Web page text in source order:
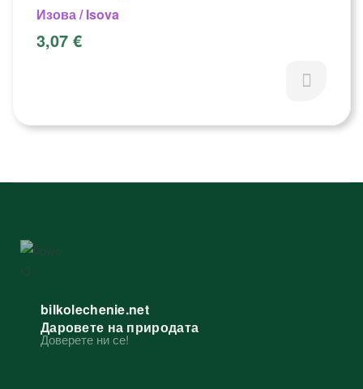
Изова / Isova
3,07 €
bilkolechenie.net
Даровете на природата
Доверете ни се!